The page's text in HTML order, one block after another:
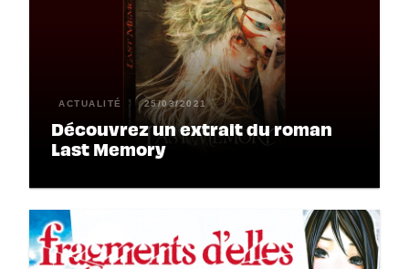
ACTUALITÉ 25/03/2021
Découvrez un extrait du roman
Last Memory